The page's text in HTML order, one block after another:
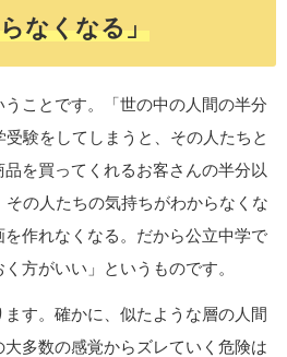
なくなる」
ことです。「世の中の人間の半分
験をしてしまうと、その人たちと
を買ってくれるお客さんの半分以
その人たちの気持ちがわからなくな
作れなくなる。だから公立中学で
方がいい」というものです。
す。確かに、似たような層の人間
多数の感覚からズレていく危険は